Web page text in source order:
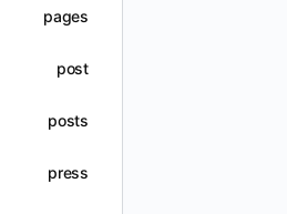
pages
post
posts
press